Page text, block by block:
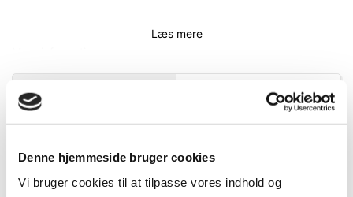
Denne hjemmeside bruger cookies
Vi bruger cookies til at tilpasse vores indhold og
Læs mere
Information
DB.nr. 2334309
EAN-nr. 4010995421144